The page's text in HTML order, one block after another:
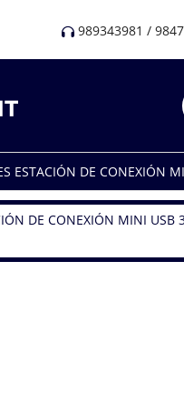
989343981 /
ESTACIÓN DE CONEXIÓN